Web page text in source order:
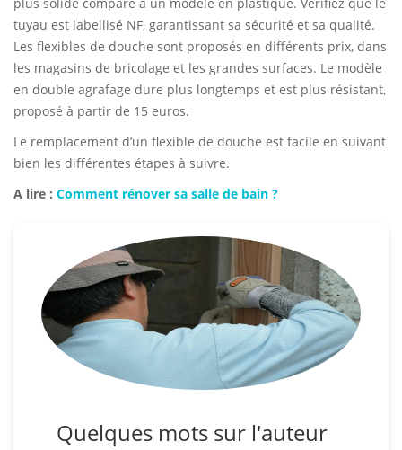
tuyau est labellisé NF, garantissant sa sécurité et sa qualité.
Les flexibles de douche sont proposés en différents prix, dans
les magasins de bricolage et les grandes surfaces. Le modèle
en double agrafage dure plus longtemps et est plus résistant,
proposé à partir de 15 euros.
Le remplacement d’un flexible de douche est facile en suivant
bien les différentes étapes à suivre.
A lire : Comment rénover sa salle de bain ?
Quelques mots sur l'auteur